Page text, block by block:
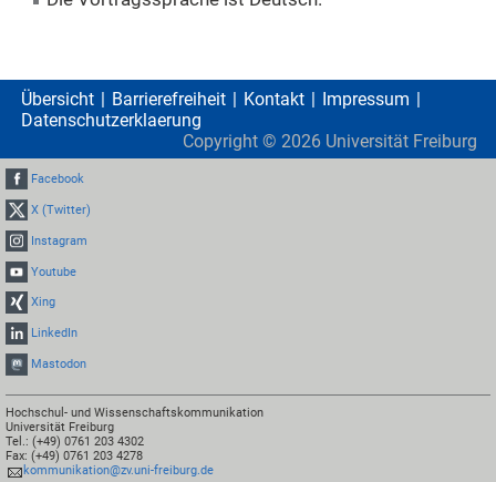
Übersicht Barrierefreiheit Kontakt
Impressum
Datenschutzerklaerung
Copyright © 2026 Universität Freiburg
Facebook
X (Twitter)
Instagram
Youtube
Xing
LinkedIn
Mastodon
Hochschul- und Wissenschaftskommunikation
Universität Freiburg
Tel.: (+49) 0761 203 4302
Fax: (+49) 0761 203 4278
kommunikation@zv.uni-freiburg.de